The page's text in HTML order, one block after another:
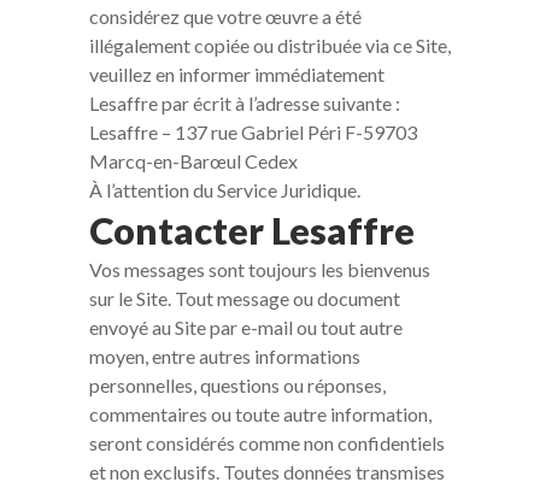
considérez que votre œuvre a été
illégalement copiée ou distribuée via ce Site,
veuillez en informer immédiatement
Lesaffre par écrit à l’adresse suivante :
Lesaffre – 137 rue Gabriel Péri F-59703
Marcq-en-Barœul Cedex
À l’attention du Service Juridique.
Contacter Lesaffre
Vos messages sont toujours les bienvenus
sur le Site. Tout message ou document
envoyé au Site par e-mail ou tout autre
moyen, entre autres informations
personnelles, questions ou réponses,
commentaires ou toute autre information,
seront considérés comme non confidentiels
et non exclusifs. Toutes données transmises